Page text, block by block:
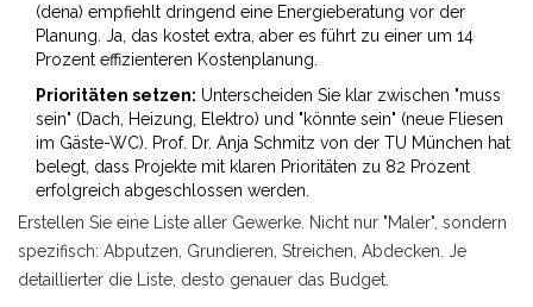
(dena) empfiehlt dringend eine Energieberatung vor der
Planung. Ja, das kostet extra, aber es führt zu einer um 14
Prozent effizienteren Kostenplanung.
Prioritäten setzen: Unterscheiden Sie klar zwischen "muss
sein" (Dach, Heizung, Elektro) und "könnte sein" (neue Fliesen
im Gäste-WC). Prof. Dr. Anja Schmitz von der TU München hat
belegt, dass Projekte mit klaren Prioritäten zu 82 Prozent
erfolgreich abgeschlossen werden.
Erstellen Sie eine Liste aller Gewerke. Nicht nur "Maler", sondern
spezifisch: Abputzen, Grundieren, Streichen, Abdecken. Je
detaillierter die Liste, desto genauer das Budget.